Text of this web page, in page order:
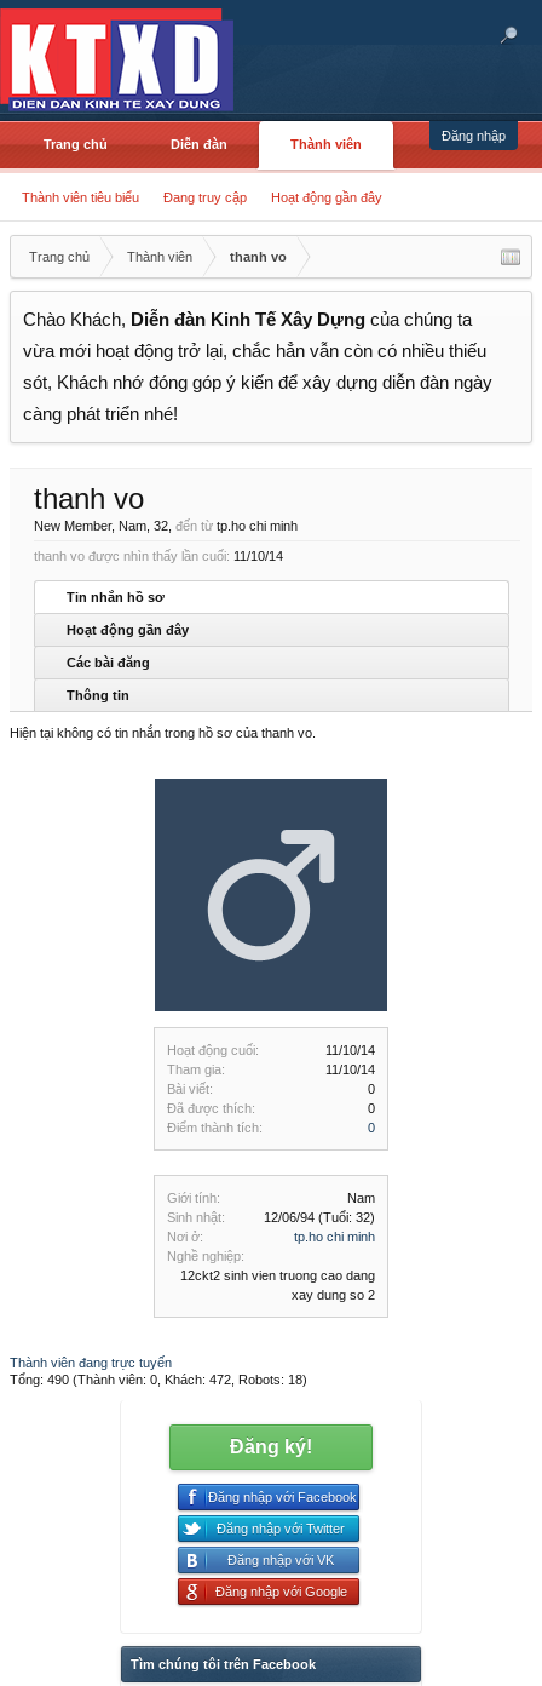
Đăng nhập
Trang chủ Diễn đàn Thành viên
Thành viên tiêu biểu Đang truy cập Hoạt động gần đây
Trang chủ Thành viên thanh vo
Chào Khách, Diễn đàn Kinh Tế Xây Dựng của chúng ta
vừa mới hoạt động trở lại, chắc hẳn vẫn còn có nhiều thiếu
sót, Khách nhớ đóng góp ý kiến để xây dựng diễn đàn ngày
càng phát triển nhé!
Hoạt động cuối:
11/10/14
Tham gia:
11/10/14
Bài viết:
0
Đã được thích:
0
Điểm thành tích:
0
Giới tính:
Nam
Sinh nhật:
12/06/94 (Tuổi: 32)
Nơi ở:
tp.ho chi minh
Nghề nghiệp:
12ckt2 sinh vien truong cao dang
xay dung so 2
thanh vo
New Member, Nam, 32, đến từ tp.ho chi minh
thanh vo được nhìn thấy lần cuối: 11/10/14
Tin nhắn hồ sơ
Hoạt động gần đây
Các bài đăng
Thông tin
Hiện tại không có tin nhắn trong hồ sơ của thanh vo.
Thành viên đang trực tuyến
Tổng: 490 (Thành viên: 0, Khách: 472, Robots: 18)
Đăng ký!
Đăng nhập với Facebook
Đăng nhập với Twitter
Đăng nhập với VK
Đăng nhập với Google
Tìm chúng tôi trên Facebook